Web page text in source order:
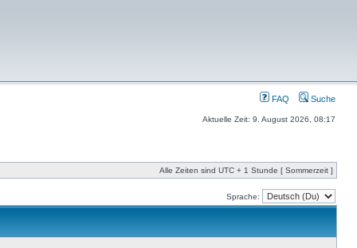
FAQ Suche
Aktuelle Zeit: 9. August 2026, 08:17
Alle Zeiten sind UTC + 1 Stunde [ Sommerzeit ]
Sprache: